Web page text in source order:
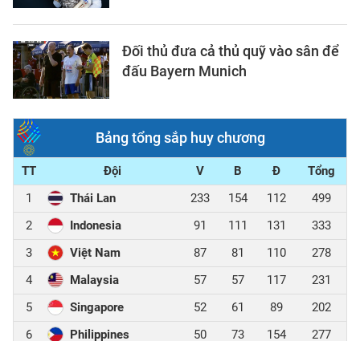
Đối thủ đưa cả thủ quỹ vào sân để
đấu Bayern Munich
Bảng tổng sắp huy chương
TT Đội V B Đ
Tổng
1
Thái Lan 233 154 112
499
2
Indonesia 91 111 131
333
3
Việt Nam 87 81 110
278
4
Malaysia 57 57 117
231
5
Singapore 52 61 89
202
6
Philippines 50 73 154
277